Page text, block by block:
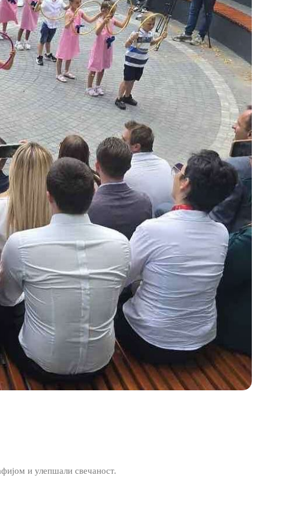
и улепшали свечаност.